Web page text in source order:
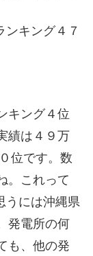
キング４７
キング４位
績は４９万
位です。数
。これって
うには沖縄県
発電所の何
も、他の発